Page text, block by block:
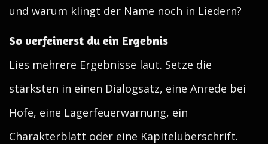
und warum klingt der Name noch in Liedern?
So verfeinerst du ein Ergebnis
Lies mehrere Ergebnisse laut. Setze die
stärksten in einen Dialogsatz, eine Anrede bei
Hofe, eine Lagerfeuerwarnung, ein
Charakterblatt oder eine Kapitelüberschrift.